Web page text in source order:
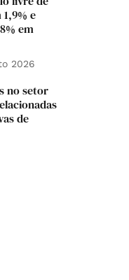
e
em
2026
no setor
de